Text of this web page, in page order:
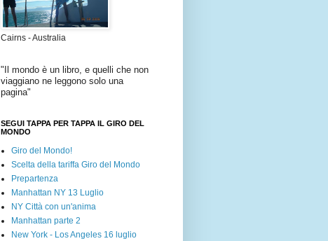
Cairns - Australia
"Il mondo è un libro e quelli che non
viaggiano ne leggono solo una
pagina"
SEGUI TAPPA PER TAPPA IL GIRO DEL
MONDO
Giro del Mondo!
Scelta della tariffa Giro del Mondo
Prepartenza
Manhattan NY 13 Luglio
NY Città con un'anima
Manhattan parte 2
New York - Los Angeles 16 luglio